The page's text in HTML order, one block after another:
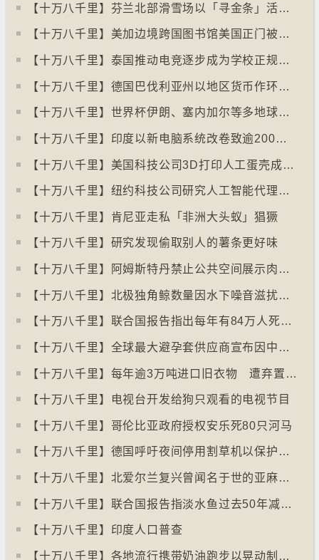
【十万八千里】芬兰北部滑雪场以「寻金条」活动吸引游客
【十万八千里】美加边境跨国图书馆美国正门被禁另开「加拿大」门
【十万八千里】泰国推动电竞逐步成为学校正规课程
【十万八千里】德国巴伐利亚州以地区货币作环保金融工具
【十万八千里】世界杯伊朗、塞内加尔等多地球迷入境美国极有可能被拒绝入境
【十万八千里】印度以新电脑系统改卷致逾200万考生成绩或有出错
【十万八千里】美国科技公司3D打印人工蛋壳成功孵化小鸡
【十万八千里】纽约科技公司研究人工智能代理失控情况
【十万八千里】肯尼亚走私「非洲大头蚁」猖獗
【十万八千里】研究发现偷取别人的薯条更好味
【十万八千里】阿姆斯特丹禁止公共空间展示肉类和化石燃料广告已促进碳中和
【十万八千里】北极独角鲸数量因水下噪音滋扰而减少
【十万八千里】联合国报告指出每年有84万人死于工作情况欠佳
【十万八千里】全球最大避孕套供应商宣布因中东战事涨价
【十万八千里】每年逾3万吨进口旧衣物 遭弃置于智利北部沙漠
【十万八千里】电视台开发给狗只观看的电视节目
【十万八千里】哥伦比亚政府授权安乐死80只河马
【十万八千里】德国呼吁夜间停用割草机以保护刺猬等动物
【十万八千里】北爱尔兰复兴曾闻名于世的亚麻布产业
【十万八千里】联合国报告指淡水鱼过去50年减少逾八成
【十万八千里】印度人口普查
【十万八千里】各地流行携带奶油跑步以晃动制造新鲜牛油